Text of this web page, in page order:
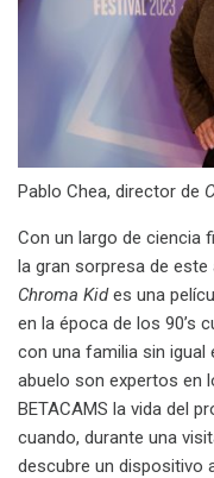
Pablo Chea, director de
Con un largo de ciencia
la gran sorpresa de este
Chroma Kides una
en la época de los 90’s
con una familia sin igual
abuelo son expertos en
BETACAMS la vida del
cuando, durante una
descubre un dispositivo